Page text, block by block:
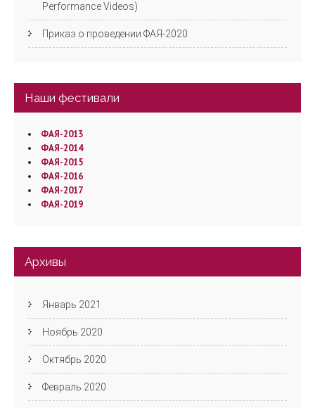
Performance Videos)
Приказ о проведении ФАЯ-2020
Наши фестивали
ФАЯ-2013
ФАЯ-2014
ФАЯ-2015
ФАЯ-2016
ФАЯ-2017
ФАЯ-2019
Архивы
Январь 2021
Ноябрь 2020
Октябрь 2020
Февраль 2020